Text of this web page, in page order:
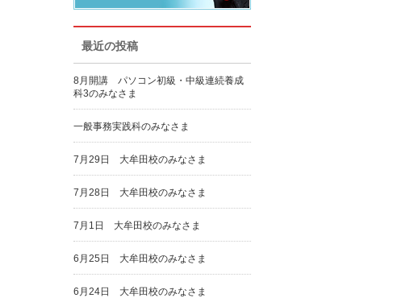
最近の投稿
8月開講 パソコン初級・中級連続養成
科3のみなさま
一般事務実践科のみなさま
7月29日 大牟田校のみなさま
7月28日 大牟田校のみなさま
7月1日 大牟田校のみなさま
6月25日 大牟田校のみなさま
6月24日 大牟田校のみなさま